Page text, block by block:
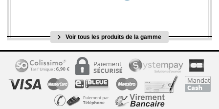
Voir tous les produits de la gamme